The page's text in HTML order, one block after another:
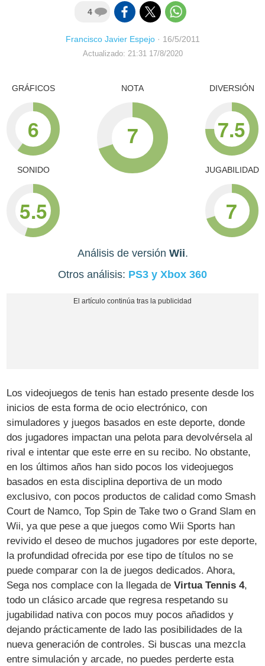
4
Francisco Javier Espejo· 16/5/2011
Actualizado: 21:31 17/8/2020
GRÁFICOS
6
SONIDO
5.5
NOTA
7
DIVERSIÓN
7.5
JUGABILIDAD
7
Análisis de versión Wii.
Otros análisis: PS3 y Xbox 360
Los videojuegos de tenis han estado presente desde los
inicios de esta forma de ocio electrónico, con
simuladores y juegos basados en este deporte, donde
dos jugadores impactan una pelota para devolvérsela al
rival e intentar que este erre en su recibo. No obstante,
en los últimos años han sido pocos los videojuegos
basados en esta disciplina deportiva de un modo
exclusivo, con pocos productos de calidad como Smash
Court de Namco, Top Spin de Take two o Grand Slam en
Wii, ya que pese a que juegos como Wii Sports han
revivido el deseo de muchos jugadores por este deporte,
la profundidad ofrecida por ese tipo de títulos no se
puede comparar con la de juegos dedicados. Ahora,
Sega nos complace con la llegada deVirtua Tennis 4,
todo un clásico arcade que regresa respetando su
jugabilidad nativa con pocos muy pocos añadidos y
dejando prácticamente de lado las posibilidades de la
nueva generación de controles. Si buscas una mezcla
entre simulación y arcade, no puedes perderte esta